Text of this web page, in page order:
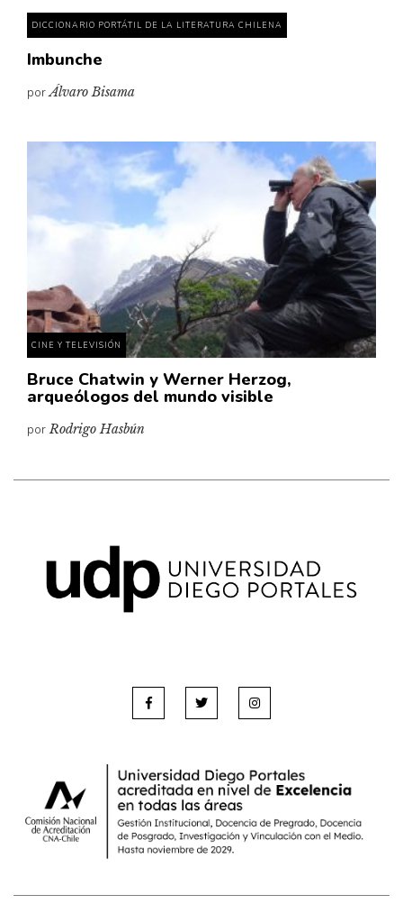
DICCIONARIO PORTÁTIL DE LA LITERATURA CHILENA
Imbunche
porÁlvaro Bisama
CINE Y TELEVISIÓN
Bruce Chatwin y Werner Herzog,
arqueólogos del mundo visible
porRodrigo Hasbún